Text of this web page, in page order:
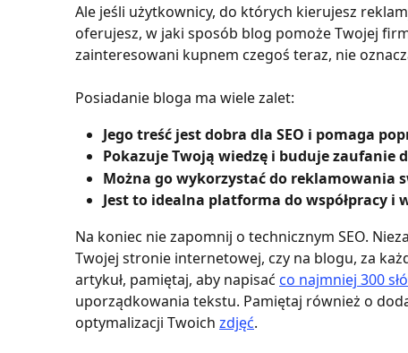
Ale jeśli użytkownicy, do których kierujesz
oferujesz, w jaki sposób blog pomoże Twojej
zainteresowani kupnem czegoś teraz, nie
Posiadanie bloga ma wiele zalet:
Jego treść jest dobra dla SEO i pomaga
Pokazuje Twoją wiedzę i buduje zaufanie
Można go wykorzystać do reklamowania
Jest to idealna platforma do współpracy i
Na koniec nie zapomnij o technicznym SEO.
Twojej stronie internetowej, czy na blogu, za
artykuł, pamiętaj, aby napisać co najmniej 300
uporządkowania tekstu. Pamiętaj również o
optymalizacji Twoich zdjęć.